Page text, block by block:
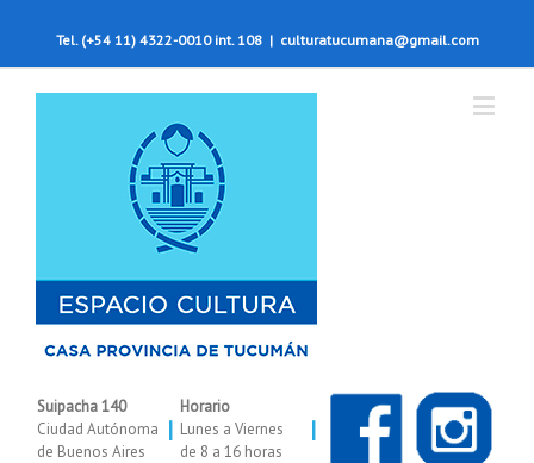
Tel. (+54 11) 4322-0010 int. 108 | culturatucumana@gmail.com
Suipacha 140
Ciudad Autónoma
de Buenos Aires
|
Horario
Lunes a Viernes
de 8 a 16 horas
|